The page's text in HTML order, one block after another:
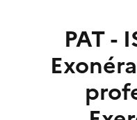
PAT -